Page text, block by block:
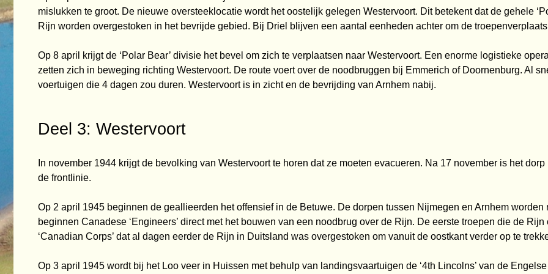
mislukken te groot. De nieuwe oversteeklocatie wordt het oostelijk gelegen Westervoort. Dit betekent dat de gehele
Rijn worden overgestoken in het bevrijde gebied. Bij Driel blijven een aantal eenheden achter om de
Op 8 april krijgt de ‘Polar Bear’ divisie het bevel om zich te verplaatsen naar Westervoort. Een enorme logistieke
zetten zich in beweging richting Westervoort. De route voert over de noodbruggen bij Emmerich of Doornenburg. Al
voertuigen die 4 dagen zou duren. Westervoort is in zicht en de bevrijding van Arnhem nabij.
Deel 3: Westervoort
In november 1944 krijgt de bevolking van Westervoort te horen dat ze moeten evacueren. Na 17 november is het dorp
de frontlinie.
Op 2 april 1945 beginnen de geallieerden het offensief in de Betuwe. De dorpen tussen Nijmegen en Arnhem worden
beginnen Canadese ‘Engineers’ direct met het bouwen van een noodbrug over de Rijn. De eerste troepen die de
‘Canadian Corps’ dat al dagen eerder de Rijn in Duitsland was overgestoken om vanuit de oostkant verder op te
Op 3 april 1945 wordt bij het Loo veer in Huissen met behulp van landingsvaartuigen de ‘4th Lincolns’ van de Engelse